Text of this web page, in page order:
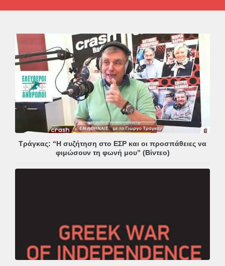
Τράγκας: “Η συζήτηση στο ΕΣΡ και οι προσπάθειες να
φιμώσουν τη φωνή μου” (Βίντεο)